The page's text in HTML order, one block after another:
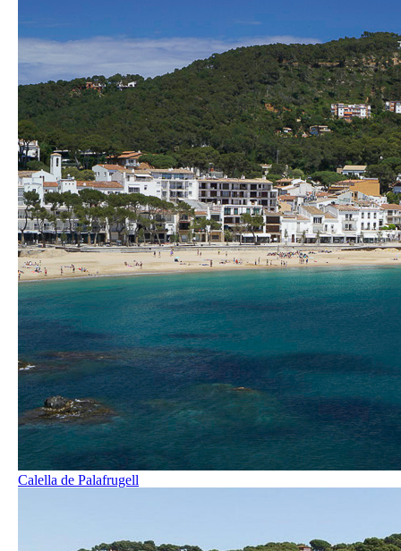
Calella de Palafrugell